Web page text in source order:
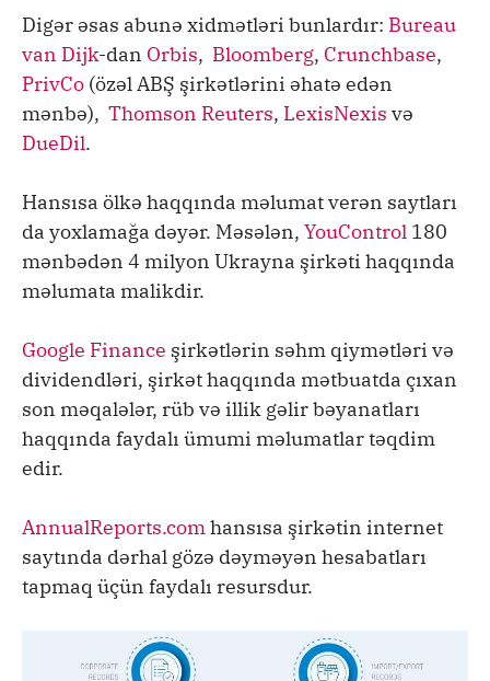
Digər əsas abunə xidmətləri bunlardır: Bureau
van Dijk-dan Orbis, Bloomberg, Crunchbase,
PrivCo (özəl ABŞ şirkətlərini əhatə edən
mənbə), Thomson Reuters, LexisNexis və
DueDil.
Hansısa ölkə haqqında məlumat verən saytları
da yoxlamağa dəyər. Məsələn, YouControl 180
mənbədən 4 milyon Ukrayna şirkəti haqqında
məlumata malikdir.
Google Finance şirkətlərin səhm qiymətləri və
dividendləri, şirkət haqqında mətbuatda çıxan
son məqalələr, rüb və illik gəlir bəyanatları
haqqında faydalı ümumi məlumatlar təqdim
edir.
AnnualReports.comhansısa şirkətin internet
saytında dərhal gözə dəyməyən hesabatları
tapmaq üçün faydalı resursdur.